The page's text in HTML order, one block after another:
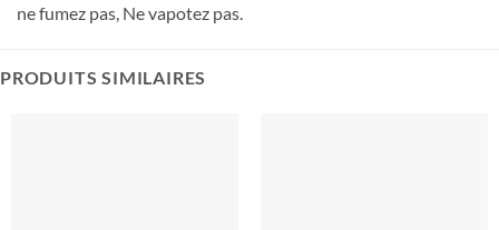
ne fumez pas, Ne vapotez pas.
PRODUITS SIMILAIRES